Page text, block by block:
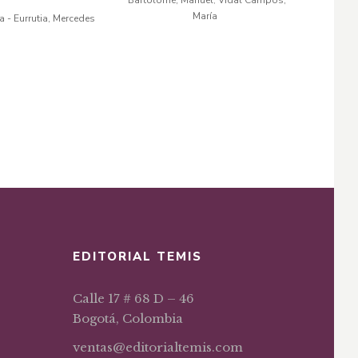
español –
originalactual
- Eurrutia, Mercedes
originalactual
María
EDITORIAL TEMIS
Calle 17 # 68 D – 46
Bogotá, Colombia
ventas@editorialtemis.com